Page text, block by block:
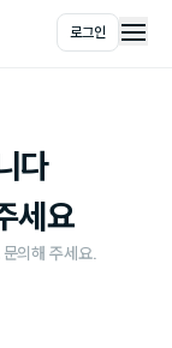
로그인 메인
다
세요
의해 주세요.